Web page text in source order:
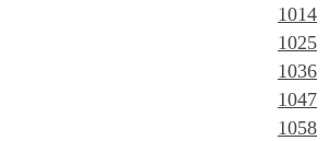
1014
1025
1036
1047
1058